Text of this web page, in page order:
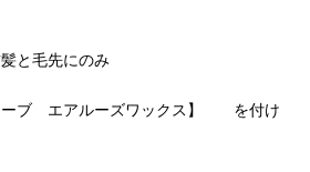
と毛先にのみ
ーブ エアルーズワックス】 を付け